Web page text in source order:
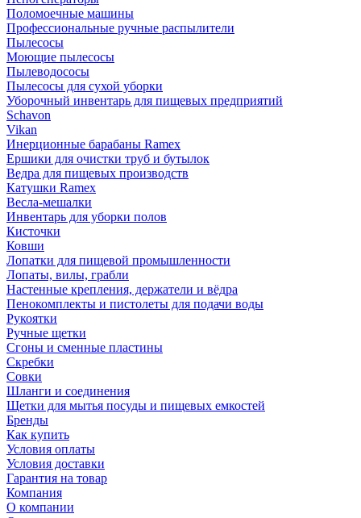
Поломоечные машины
Профессиональные ручные распылители
Пылесосы
Моющие пылесосы
Пылеводососы
Пылесосы для сухой уборки
Уборочный инвентарь для пищевых предприятий
Schavon
Vikan
Инерционные барабаны Ramex
Ершики для очистки труб и бутылок
Ведра для пищевых производств
Катушки Ramex
Весла-мешалки
Инвентарь для уборки полов
Кисточки
Ковши
Лопатки для пищевой промышленности
Лопаты, вилы, грабли
Настенные крепления, держатели и вёдра
Пенокомплекты и пистолеты для подачи воды
Рукоятки
Ручные щетки
Сгоны и сменные пластины
Скребки
Совки
Шланги и соединения
Щетки для мытья посуды и пищевых емкостей
Бренды
Как купить
Условия оплаты
Условия доставки
Гарантия на товар
Компания
О компании